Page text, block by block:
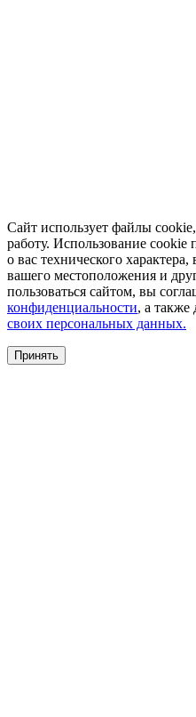
Сайт использует файлы
работу. Использование cookie
о вас технического
вашего местоположения и
пользоваться сайтом, вы
конфиденциальности, а также
своих персональных данных.
Принять